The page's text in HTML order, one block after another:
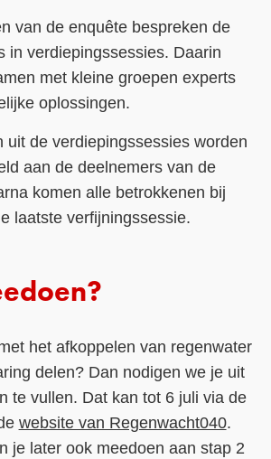
van de enquête bespreken de
in verdiepingssessies. Daarin
met kleine groepen experts
oplossingen.
uit de verdiepingssessies worden
aan de deelnemers van de
komen alle betrokkenen bij
laatste verfijningssessie.
het afkoppelen van regenwater
delen? Dan nodigen we je uit
te vullen. Dat kan tot 6 juli via de
website van Regenwacht040.
je later ook meedoen aan stap 2